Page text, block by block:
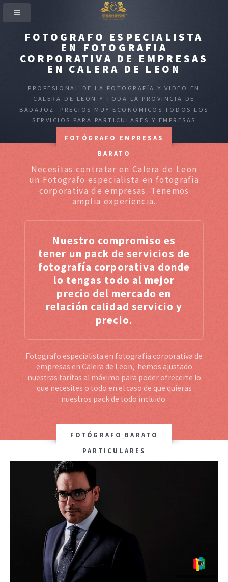
FOTOGRAFO ESPECIALISTA
EN FOTOGRAFIA
CORPORATIVA DE EMPRESAS
EN CALERA DE LEON
PROFESIONAL DE LA FOTOGRAFÍA Y VIDEO EN
CALERA DE LEON Y TODA LA PROVINCIA DE
BADAJOZ. PRECIOS MUY ECONÓMICOS.TODOS LOS
SERVICIOS PARA PARTICULARES Y EMPRESAS
FOTÓGRAFO EMPRESAS
BARATO
Necesitas contratar en Calera de Leon
un Fotografo especialista en fotografia
corporativa de empresas. Tenemos
amplia experiencia.
Nuestro compromiso es
tener un pack de servicios de
fotografía corporativa donde
lo tengas todo al mejor
precio del mercado en
relación calidad servicio y
precio.
Fotografo especialista en fotografia corporativa de
empresas en Calera de Leon, hemos ajustado
nuestras tarífas al máximo para poder ofrecerte lo
que necesites o todo en el caso de que quieras
nuestros pack de todo incluido
FOTÓGRAFO BARATO
PARTICULARES